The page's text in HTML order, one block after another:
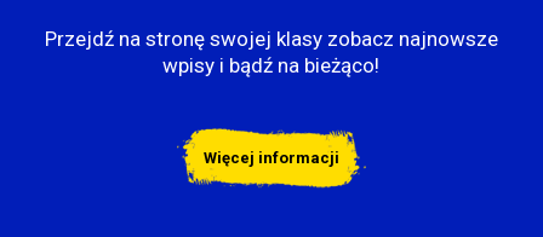
Przejdź na stronę swojej klasy zobacz najnowsze
wpisy i bądź na bieżąco!
Więcej informacji